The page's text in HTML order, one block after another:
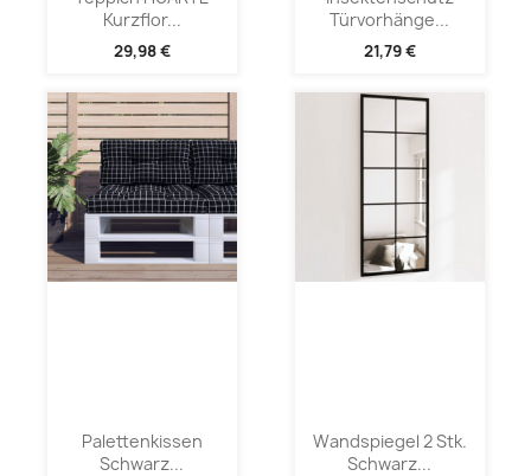
Kurzflor...
29,98 €
Türvorhänge...
21,79 €
Palettenkissen
Schwarz...
Wandspiegel 2 Stk.
Schwarz...